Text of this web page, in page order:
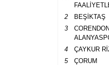
2 BEŞİKTAŞ
3
4 ÇAYKUR
5
ÇORUM